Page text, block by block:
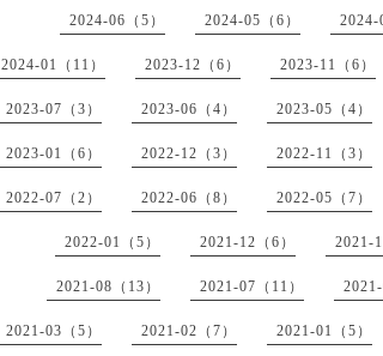
2024-06（5） 2024-05（6） 2024-
2024-01（11） 2023-12（6） 2023-11（6）
2023-07（3） 2023-06（4） 2023-05（4）
2023-01（6） 2022-12（3） 2022-11（3）
2022-07（2） 2022-06（8） 2022-05（7）
2022-01（5） 2021-12（6） 2021-
2021-08（13） 2021-07（11） 2021-
2021-03（5） 2021-02（7） 2021-01（5）